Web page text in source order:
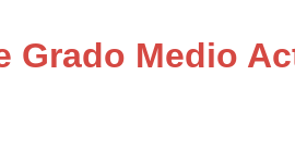
Grado Medio